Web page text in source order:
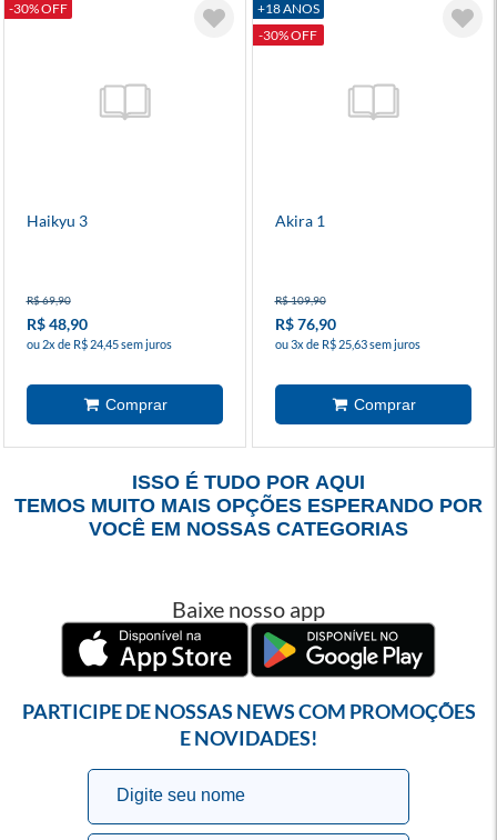
-30% OFF
Haikyu 3
R$ 69,90
R$ 48,90
ou 2x de R$ 24,45 sem juros
+18 ANOS
-30% OFF
Akira 1
R$ 109,90
R$ 76,90
ou 3x de R$ 25,63 sem juros
ISSO É TUDO POR AQUI
TEMOS MUITO MAIS OPÇÕES ESPERANDO POR
VOCÊ EM NOSSAS CATEGORIAS
Baixe nosso app
PARTICIPE DE NOSSAS NEWS COM PROMOÇÕES
E NOVIDADES!